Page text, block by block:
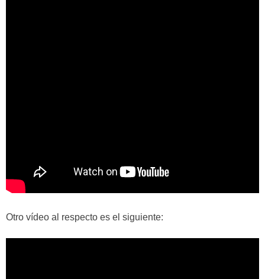
Otro vídeo al respecto es el siguiente: